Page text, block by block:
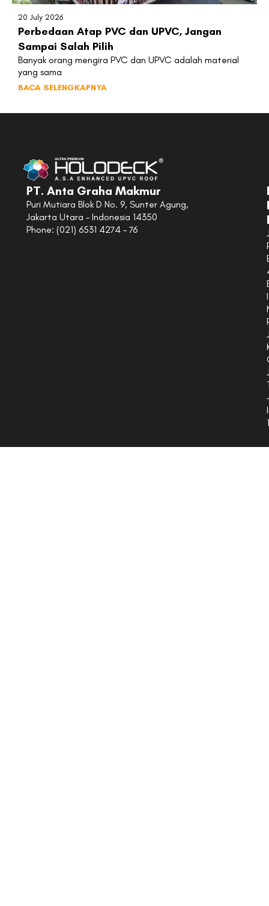
20 July 2026
Perbedaan Atap PVC dan UPVC, Jangan
Sampai Salah Pilih
Banyak orang mengira PVC dan UPVC adalah material
yang sama
BACA SELENGKAPNYA
PT. Anta Graha Makmur
Puri Mutiara Blok D No. 9, Sunter Agung,
Jakarta Utara – Indonesia 14350
Phone: (021) 6531 4274 – 76
I